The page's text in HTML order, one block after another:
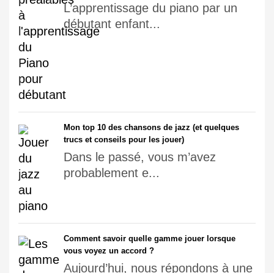
L’apprentissage du piano par un
débutant enfant...
Mon top 10 des chansons de jazz (et quelques
trucs et conseils pour les jouer)
Dans le passé, vous m’avez
probablement e...
Comment savoir quelle gamme jouer lorsque
vous voyez un accord ?
Aujourd’hui, nous répondons à une